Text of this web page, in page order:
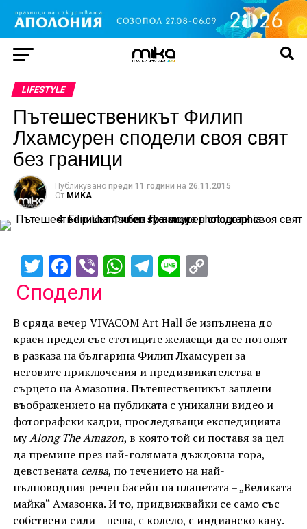
LIFESTYLE
Пътешественикът Филип
Лхамсурен сподели своя свят
без граници
Публикувано преди 11 години на 26.11.2015
От МИКА
TwitterFacebook
ViberWhatsApp
Telegram
Line
Сподели
В сряда вечер VIVACOM Art Hall бе изпълнена до
краен предел със стотиците желаещи да се потопят
в разказа на българина Филип Лхамсурен за
неговите приключения и предизвикателства в
сърцето на Амазония. Пътешественикът заплени
въображението на публиката с уникални видео и
фотографски кадри, проследяващи експедицията
муAlong The Amazon, в която той си поставя за цел
да премине през най-голямата дъждовна гора,
девствената селва, по течението на най-
пълноводния речен басейн на планетата – „Великата
майка“ Амазонка. И то, придвижвайки се само със
собствени сили – пеша, с колело, с индианско кану.